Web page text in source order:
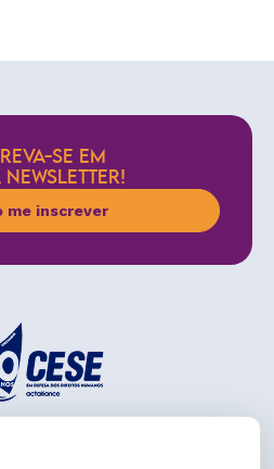
SE EM
NEWSLETTER!
me inscrever
Graça, 150. Graça